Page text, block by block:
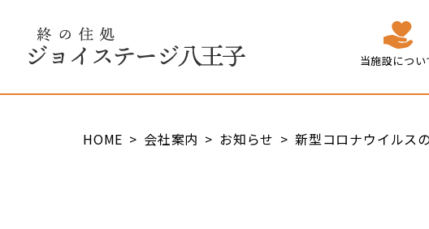
当施設につい
HOME 会社案内 お知らせ 新型コロナウイルス